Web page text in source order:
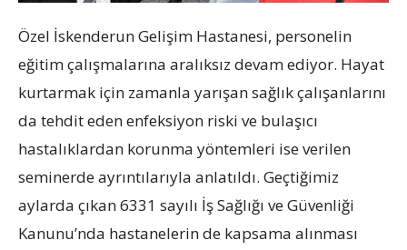
Özel İskenderun Gelişim Hastanesi, personelin
eğitim çalışmalarına aralıksız devam ediyor. Hayat
kurtarmak için zamanla yarışan sağlık çalışanlarını
da tehdit eden enfeksiyon riski ve bulaşıcı
hastalıklardan korunma yöntemleri ise verilen
seminerde ayrıntılarıyla anlatıldı. Geçtiğimiz
aylarda çıkan 6331 sayılı İş Sağlığı ve Güvenliği
Kanunu’nda hastanelerin de kapsama alınması